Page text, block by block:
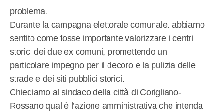
problema.
Durante la campagna elettorale comunale, abbiamo
sentito come fosse importante valorizzare i centri
storici dei due ex comuni, promettendo un
particolare impegno per il decoro e la pulizia delle
strade e dei siti pubblici storici.
Chiediamo al sindaco della città di Corigliano-
Rossano qual è l’azione amministrativa che intenda